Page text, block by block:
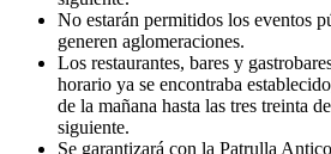
No estarán permitidos los eventos
generen aglomeraciones.
Los restaurantes, bares y
horario ya se encontraba
de la mañana hasta las tres treinta
siguiente.
Se garantizará con la Patrulla